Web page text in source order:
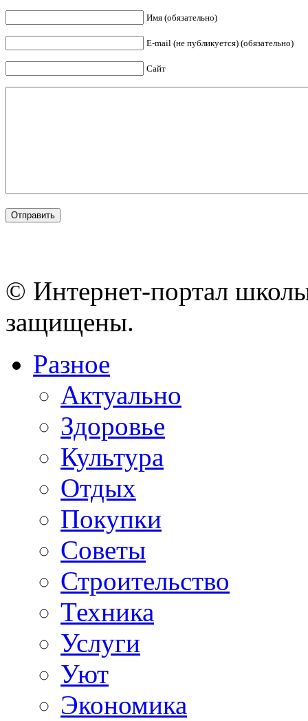
Имя (обязательно)
E-mail (не публикуется) (обязательно)
Сайт
© Интернет-портал
защищены.
Разное
Актуально
Здоровье
Культура
Отдых
Покупки
Советы
Строительство
Техника
Услуги
Уют
Экономика